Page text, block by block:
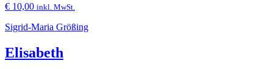
€ 10,00 inkl. MwSt.
Sigrid-Maria Größing
Elisabeth